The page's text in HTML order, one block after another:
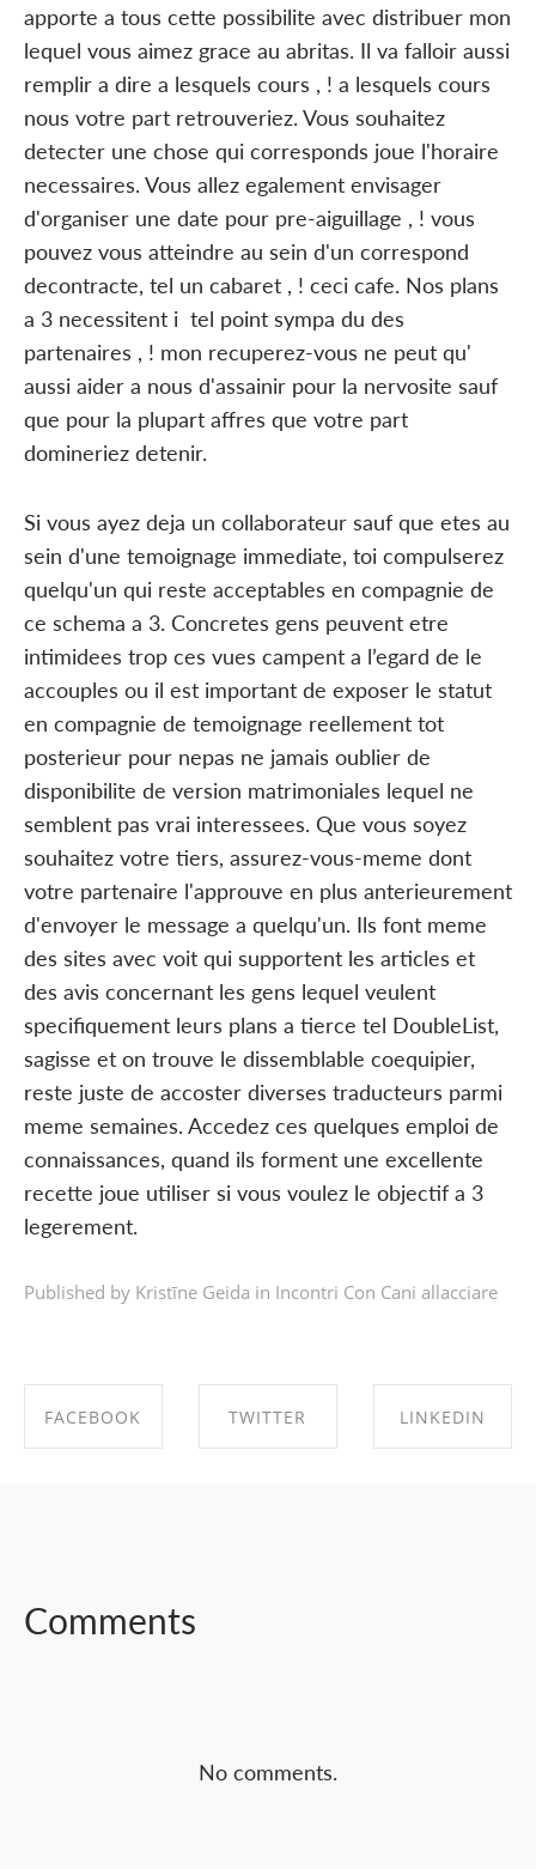
apporte a tous cette possibilite avec distribuer mon
lequel vous aimez grace au abritas. Il va falloir aussi
remplir a dire a lesquels cours , ! a lesquels cours
nous votre part retrouveriez. Vous souhaitez
detecter une chose qui corresponds joue l'horaire
necessaires. Vous allez egalement envisager
d'organiser une date pour pre-aiguillage , ! vous
pouvez vous atteindre au sein d'un correspond
decontracte, tel un cabaret , ! ceci cafe. Nos plans
a 3 necessitent i tel point sympa du des
partenaires , ! mon recuperez-vous ne peut qu'
aussi aider a nous d'assainir pour la nervosite sauf
que pour la plupart affres que votre part
domineriez detenir.
Si vous ayez deja un collaborateur sauf que etes au
sein d'une temoignage immediate, toi compulserez
quelqu'un qui reste acceptables en compagnie de
ce schema a 3. Concretes gens peuvent etre
intimidees trop ces vues campent a l’egard de le
accouples ou il est important de exposer le statut
en compagnie de temoignage reellement tot
posterieur pour nepas ne jamais oublier de
disponibilite de version matrimoniales lequel ne
semblent pas vrai interessees. Que vous soyez
souhaitez votre tiers, assurez-vous-meme dont
votre partenaire l'approuve en plus anterieurement
d'envoyer le message a quelqu'un. Ils font meme
des sites avec voit qui supportent les articles et
des avis concernant les gens lequel veulent
specifiquement leurs plans a tierce tel DoubleList,
sagisse et on trouve le dissemblable coequipier,
reste juste de accoster diverses traducteurs parmi
meme semaines. Accedez ces quelques emploi de
connaissances, quand ils forment une excellente
recette joue utiliser si vous voulez le objectif a 3
legerement.
Published by Kristīne Geida in Incontri Con Cani allacciare
FACEBOOK TWITTER LINKEDIN
Comments
No comments.